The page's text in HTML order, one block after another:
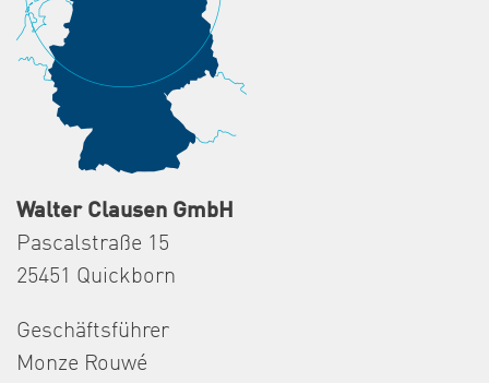
Walter Clausen GmbH
Pascalstraße 15
25451 Quickborn
Geschäftsführer
Monze Rouwé